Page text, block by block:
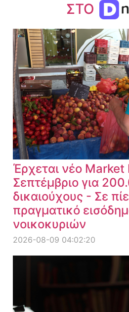
ΣΤΟ
Έρχεται νέο
Σεπτέμβριο για
δικαιούχους - Σε
πραγματικό
νοικοκυριών
2026-08-09 04:02:20